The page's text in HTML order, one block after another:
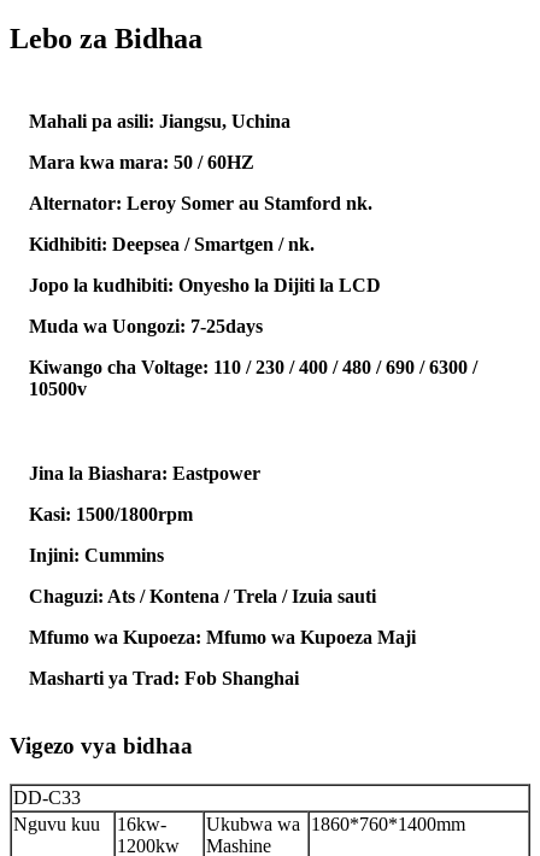
Lebo za Bidhaa
Mahali pa asili: Jiangsu, Uchina
Mara kwa mara: 50 / 60HZ
Alternator: Leroy Somer au Stamford nk.
Kidhibiti: Deepsea / Smartgen / nk.
Jopo la kudhibiti: Onyesho la Dijiti la LCD
Muda wa Uongozi: 7-25days
Kiwango cha Voltage: 110 / 230 / 400 / 480 / 690 / 6300 /
10500v
Jina la Biashara: Eastpower
Kasi: 1500/1800rpm
Injini: Cummins
Chaguzi: Ats / Kontena / Trela ​​/ Izuia sauti
Mfumo wa Kupoeza: Mfumo wa Kupoeza Maji
Masharti ya Trad: Fob Shanghai
Vigezo vya bidhaa
DD-C33
Nguvu kuu
16kw-
1200kw
Ukubwa wa
Mashine
1860*760*1400mm